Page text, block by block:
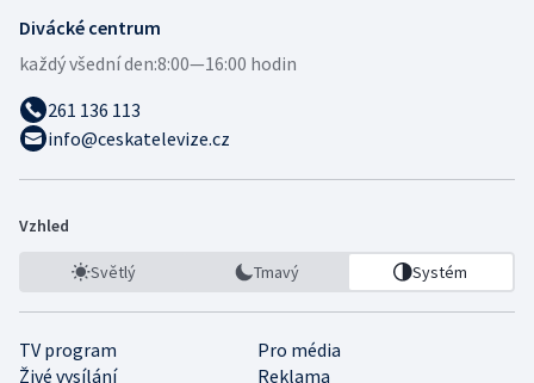
Divácké centrum
každý všední den:8:00—16:00 hodin
261 136 113
info@ceskatelevize.cz
Vzhled
Světlý Tmavý Systém
TV program
Pro média
Živé vysílání
Reklama